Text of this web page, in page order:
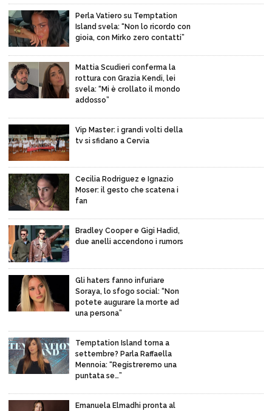
Perla Vatiero su Temptation
Island svela: “Non lo ricordo con
gioia, con Mirko zero contatti”
Mattia Scudieri conferma la
rottura con Grazia Kendi, lei
svela: “Mi è crollato il mondo
addosso”
Vip Master: i grandi volti della
tv si sfidano a Cervia
Cecilia Rodriguez e Ignazio
Moser: il gesto che scatena i
fan
Bradley Cooper e Gigi Hadid,
due anelli accendono i rumors
Gli haters fanno infuriare
Soraya, lo sfogo social: “Non
potete augurare la morte ad
una persona”
Temptation Island torna a
settembre? Parla Raffaella
Mennoia: “Registreremo una
puntata se…”
Emanuela Elmadhi pronta al